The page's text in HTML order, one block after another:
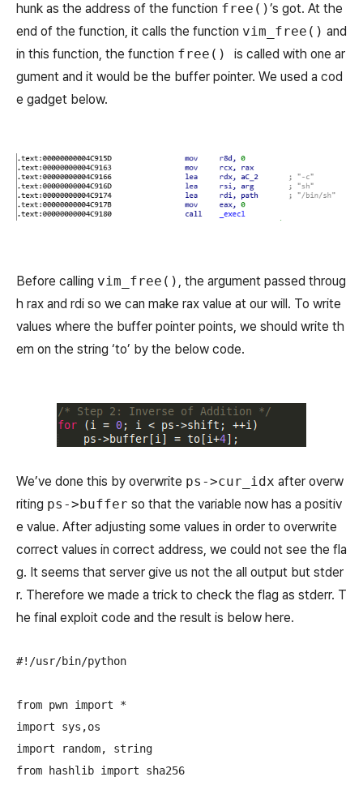
hunk as the address of the function free()’s got. At the
end of the function, it calls the function vim_free() and
in this function, the function free() is called with one ar
gument and it would be the buffer pointer. We used a cod
e gadget below.
Before calling vim_free() , the argument passed throug
h rax and rdi so we can make rax value at our will. To write
values where the buffer pointer points, we should write th
em on the string ‘to’ by the below code.
We’ve done this by overwrite ps->cur_idx after overw
riting ps->buffer so that the variable now has a positiv
e value. After adjusting some values in order to overwrite
correct values in correct address, we could not see the fla
g. It seems that server give us not the all output but stder
r. Therefore we made a trick to check the flag as stderr. T
he final exploit code and the result is below here.
#!/usr/bin/python
from pwn import *
import sys,os
import random, string
from hashlib import sha256